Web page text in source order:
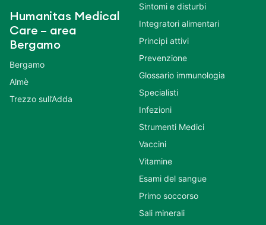
Humanitas Medical
Care – area
Bergamo
Bergamo
Almè
Trezzo sull’Adda
Sintomi e disturbi
Integratori alimentari
Principi attivi
Prevenzione
Glossario immunologia
Specialisti
Infezioni
Strumenti Medici
Vaccini
Vitamine
Esami del sangue
Primo soccorso
Sali minerali